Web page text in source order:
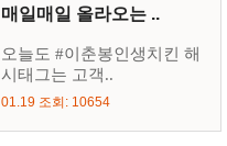
매일매일 올라오는 ..
오늘도 #이춘봉인생치킨 해
시태그는 고객..
01.19 조회: 10654